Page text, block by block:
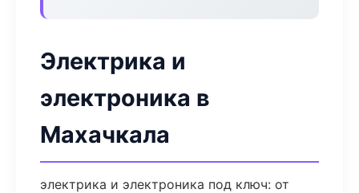
Электрика и
электроника в
Махачкала
электрика и электроника под ключ: от